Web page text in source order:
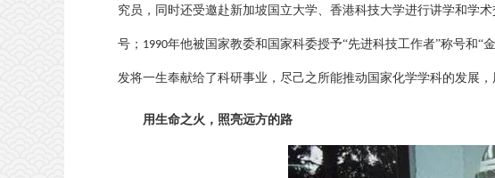
究员，同时还受邀赴新加坡国立大学、香港科技大学进行讲学和学术
号； 1990年他被国家教委和国家科委授予“先进科技工作者”称号和“金
发将一生奉献给了科研事业，尽己之所能推动国家化学学科的发展，
用生命之火，照亮远方的路